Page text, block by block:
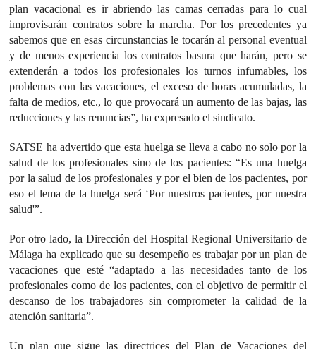
plan vacacional es ir abriendo las camas cerradas para lo cual
improvisarán contratos sobre la marcha. Por los precedentes ya
sabemos que en esas circunstancias le tocarán al personal eventual
y de menos experiencia los contratos basura que harán, pero se
extenderán a todos los profesionales los turnos infumables, los
problemas con las vacaciones, el exceso de horas acumuladas, la
falta de medios, etc., lo que provocará un aumento de las bajas, las
reducciones y las renuncias”, ha expresado el sindicato.
SATSE ha advertido que esta huelga se lleva a cabo no solo por la
salud de los profesionales sino de los pacientes: “Es una huelga
por la salud de los profesionales y por el bien de los pacientes, por
eso el lema de la huelga será ‘Por nuestros pacientes, por nuestra
salud'”.
Por otro lado, la Dirección del Hospital Regional Universitario de
Málaga ha explicado que su desempeño es trabajar por un plan de
vacaciones que esté “adaptado a las necesidades tanto de los
profesionales como de los pacientes, con el objetivo de permitir el
descanso de los trabajadores sin comprometer la calidad de la
atención sanitaria”.
Un plan que sigue las directrices del Plan de Vacaciones del